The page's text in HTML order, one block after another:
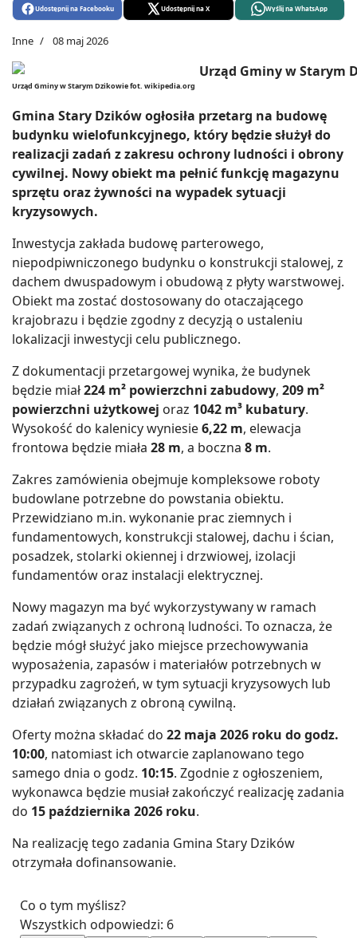
Udostępnij na Facebooku Udostępnij na X Wyślij na WhatsApp
Inne 08 maj 2026
Urząd Gminy w Starym Dzikowie fot. wikipedia.org
Gmina Stary Dzików ogłosiła przetarg na budowę
budynku wielofunkcyjnego, który będzie służył do
realizacji zadań z zakresu ochrony ludności i obrony
cywilnej. Nowy obiekt ma pełnić funkcję magazynu
sprzętu oraz żywności na wypadek sytuacji
kryzysowych.
Inwestycja zakłada budowę parterowego,
niepodpiwniczonego budynku o konstrukcji stalowej, z
dachem dwuspadowym i obudową z płyty warstwowej.
Obiekt ma zostać dostosowany do otaczającego
krajobrazu i będzie zgodny z decyzją o ustaleniu
lokalizacji inwestycji celu publicznego.
Z dokumentacji przetargowej wynika, że budynek
będzie miał224 m² powierzchni zabudowy, 209 m²
powierzchni użytkowej oraz 1042 m³ kubatury.
Wysokość do kalenicy wyniesie6,22 m, elewacja
frontowa będzie miała 28 m, a boczna 8 m.
Zakres zamówienia obejmuje kompleksowe roboty
budowlane potrzebne do powstania obiektu.
Przewidziano m.in. wykonanie prac ziemnych i
fundamentowych, konstrukcji stalowej, dachu i ścian,
posadzek, stolarki okiennej i drzwiowej, izolacji
fundamentów oraz instalacji elektrycznej.
Nowy magazyn ma być wykorzystywany w ramach
zadań związanych z ochroną ludności. To oznacza, że
będzie mógł służyć jako miejsce przechowywania
wyposażenia, zapasów i materiałów potrzebnych w
przypadku zagrożeń, w tym sytuacji kryzysowych lub
działań związanych z obroną cywilną.
Oferty można składać do 22 maja 2026 roku do godz.
10:00, natomiast ich otwarcie zaplanowano tego
samego dnia o godz. 10:15. Zgodnie z ogłoszeniem,
wykonawca będzie musiał zakończyć realizację zadania
do 15 października 2026 roku.
Na realizację tego zadania Gmina Stary Dzików
otrzymała dofinansowanie.
Co o tym myślisz?
Wszystkich odpowiedzi: 6